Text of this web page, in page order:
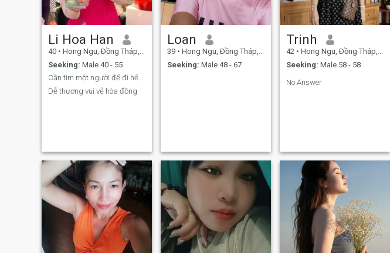
Li Hoa Han
40 • Hong Ngu, Ðồng Tháp, Vietnam
Seeking: Male 40 - 55
Cần tìm một người để đì hết cuộc đời
Dễ thương vui vẻ hòa đồng
Loan
39 • Hong Ngu, Ðồng Tháp, Vietnam
Seeking: Male 48 - 67
Trinh
42 • Hong Ngu, Ðồng Tháp, Vietnam
Seeking: Male 58 - 58
No Answer